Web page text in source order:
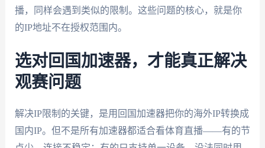
播，同样会遇到类似的限制。这些问题的核心，就是你
的IP地址不在授权范围内。
选对回国加速器，才能真正解决
观赛问题
解决IP限制的关键，是用回国加速器把你的海外IP转换成
国内IP。但不是所有加速器都适合看体育直播——有的节